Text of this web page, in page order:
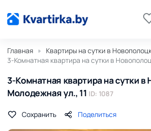
Главная
Квартиры на сутки в
3-Комнатная квартира на сутки в
3-Комнатная квартира на сутки
Молодежная ул., 11 ID: 1087
Сохранить Поделиться